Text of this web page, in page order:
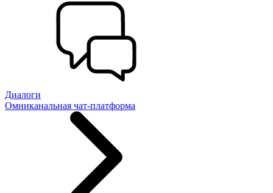
Диалоги
Омниканальная чат-платформа